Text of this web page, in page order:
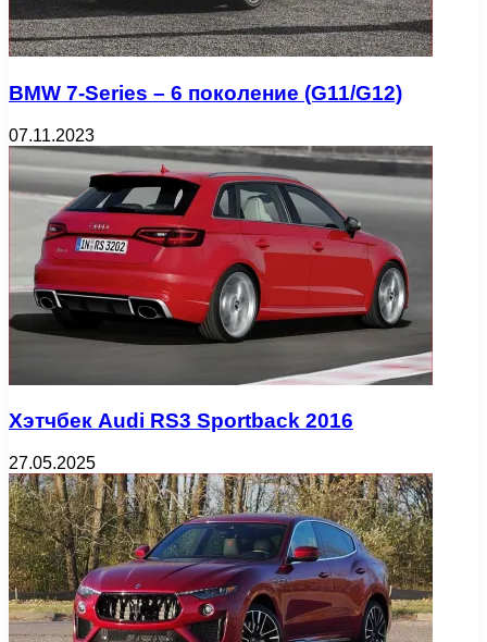
BMW 7-Series – 6 поколение (G11/G12)
07.11.2023
Хэтчбек Audi RS3 Sportback 2016
27.05.2025